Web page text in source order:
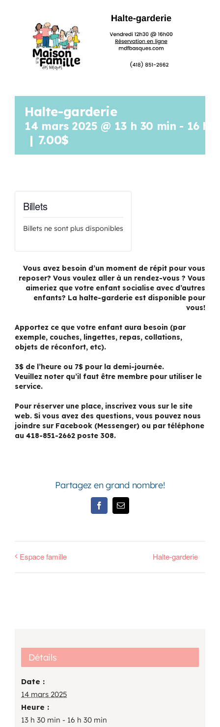
Mon Compte
OFFRES D’EMPLOI
Halte-garderie
14 mars 2025 @ 13 h 30 min - 16 h
| 7.00$
Billets
Billets ne sont plus disponibles
Vous avez besoin d’un moment de répit pour vous
reposer? Vous voulez aller à un rendez-vous ? Vous
aimeriez que votre enfant socialise avec d’autres
enfants? La halte-garderie est disponible pour
vous!
Apportez ce que votre enfant aura besoin (par
exemple, couches, lingettes, repas, collations,
objets de réconfort, etc).
3$ de l’heure ou 7$ pour la demi-journée.
Veuillez noter qu’il faut être membre pour utiliser le
service.
Pour réserver une place, inscrivez vous sur le site
web. Si vous avez des questions, vous pouvez nous
joindre sur Facebook (Messenger) ou par téléphone
au 418-851-2662 poste 308.
Partagez en grand nombre!
FacebookEmail
Espace famille Halte-garderie
Détails
Date :
14 mars 2025
Heure :
13 h 30 min - 16 h 30 min